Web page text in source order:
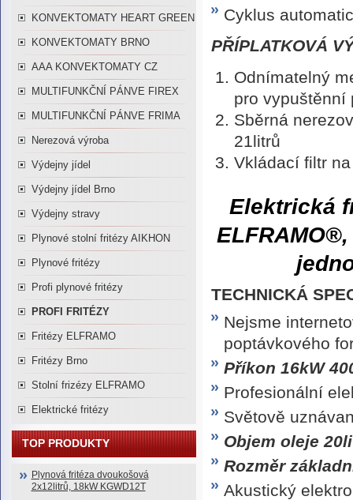
KONVEKTOMATY HEART GREEN
KONVEKTOMATY BRNO
AAA KONVEKTOMATY CZ
MULTIFUNKČNÍ PÁNVE FIREX
MULTIFUNKČNÍ PÁNVE FRIMA
Nerezová výroba
Výdejny jídel
Výdejny jídel Brno
Výdejny stravy
Plynové stolní fritézy AIKHON
Plynové fritézy
Profi plynové fritézy
PROFI FRITÉZY
Fritézy ELFRAMO
Fritézy Brno
Stolní frizézy ELFRAMO
Elektrické fritézy
TOP PRODUKTY
Plynová fritéza dvoukošová
2x12litrů, 18kW KGWD12T
Cyklus
PŘÍPLATKOVÁ
Odnímatelný
pro vypuštěnní
Sběrná
21litrů
Vkládací filtr
Elektrická
TECHNICKÁ
Nejsme
poptávkového
Příkon 16kW
Profesionální
Světově
Objem oleje
Rozměr
Akustický